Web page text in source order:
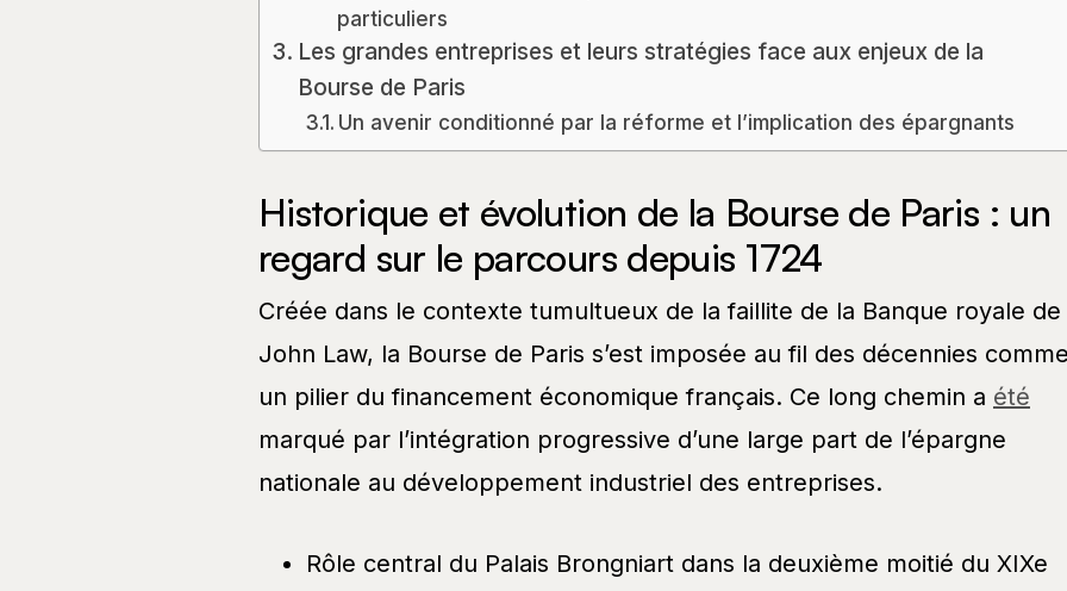
particuliers
Les grandes entreprises et leurs stratégies face aux enjeux de la
Bourse de Paris
Un avenir conditionné par la réforme et l’implication des épargnants
Historique et évolution de la Bourse de Paris : un
regard sur le parcours depuis 1724
Créée dans le contexte tumultueux de la faillite de la Banque royale de
John Law, la Bourse de Paris s’est imposée au fil des décennies
un pilier du financement économique français. Ce long chemin a été
marqué par l’intégration progressive d’une large part de l’épargne
nationale au développement industriel des entreprises.
Rôle central du Palais Brongniart dans la deuxième moitié du XIXe